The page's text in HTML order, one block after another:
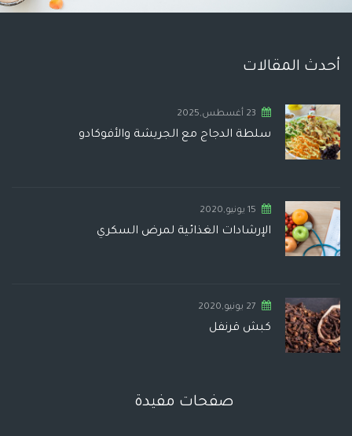
أحدث المقالات
23 أغسطس,2025
سلطة الدجاج مع الجريشة والأفوكادو
15 يونيو,2020
الإرشادات الغذائية لمرض السكري
27 يونيو,2020
كبش قرنفل
صفحات مفيدة